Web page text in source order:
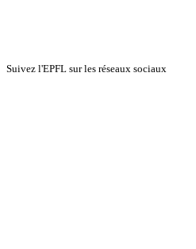
Suivez l'EPFL sur les réseaux sociaux